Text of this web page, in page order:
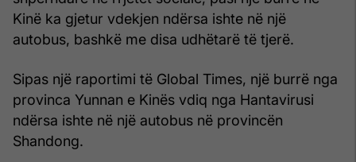
Kinë ka gjetur vdekjen ndërsa ishte në një
autobus, bashkë me disa udhëtarë të tjerë.
Sipas një raportimi të Global Times, një burrë nga
provinca Yunnan e Kinës vdiq nga Hantavirusi
ndërsa ishte në një autobus në provincën
Shandong.